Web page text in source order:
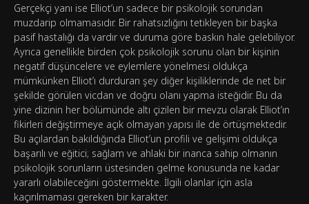
Gerçekçi yanı ise Elliot’un sadece bir psikolojik sorundan
muzdarip olmamasıdır. Bir rahatsızlığını tetikleyen bir başka
pasif hastalığı da vardır ve duruma göre baskın hale gelebiliyor.
Ayrıca genellikle birden çok psikolojik sorunu olan bir kişinin
negatif düşüncelere ve eylemlere yönelmesi oldukça
mümkünken Elliot’ı durduran şey diğer kişiliklerinde de net bir
şekilde görülen vicdan ve doğru olanı yapma isteğidir. Bu da
yine dizinin her bölümünde altı çizilen bir mevzu olarak Elliot’ın
fikirleri değiştirmeye açık olmayan yapısı ile de örtüşmektedir.
Bu açılardan bakıldığında Elliot’un profili ve gelişimi oldukça
başarılı ve eğitici; sağlam ve ahlaki bir inanca sahip olmanın
psikolojik sorunların üstesinden gelme konusunda ne kadar
yararlı olabileceğini göstermekte. İlgili olanlar için asla
kaçırılmaması gereken bir karakter.